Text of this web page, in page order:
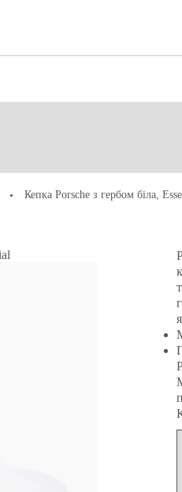
Кепка Porsche з гербом біла,